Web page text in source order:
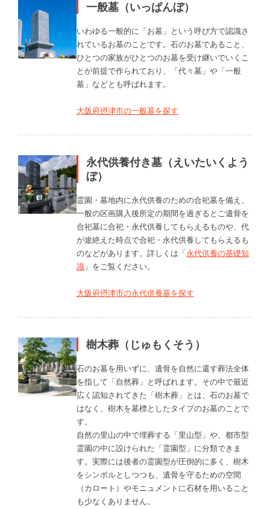
一般墓（いっぱんぼ）
いわゆる一般的に「お墓」という呼び方で認識さ
れているお墓のことです。石のお墓であること、
ひとつの家族がひとつのお墓を受け継いでいくこ
とが前提で作られており、「代々墓」や「一般
墓」などとも呼ばれます。
大阪府摂津市の一般墓を探す
永代供養付き墓（えいたいくよう
ぼ）
霊園・墓地内に永代供養のための合祀墓を備え、
一般の区画購入後所定の期間を過ぎるとご遺骨を
合祀墓に合祀・永代供養してもらえるものや、代
が途絶えた時点で合祀・永代供養してもらえるも
のなどがあります。詳しくは「永代供養の基礎知
識 」をご覧ください。
大阪府摂津市の永代供養墓を探す
樹木葬（じゅもくそう）
石のお墓を用いずに、遺骨を自然に還す葬法全体
を指して「自然葬」と呼ばれます。その中で最近
広く認知されてきた「樹木葬」とは、石のお墓で
はなく、樹木を墓標としたタイプのお墓のことで
す。
自然の里山の中で埋葬する「里山型」や、都市型
霊園の中に設けられた「霊園型」に分類できま
す。実際には後者の霊園型が圧倒的に多く、樹木
をシンボルとしつつも、遺骨を守るための空間
（カロート）やモニュメントに石材を用いること
も少なくありません。